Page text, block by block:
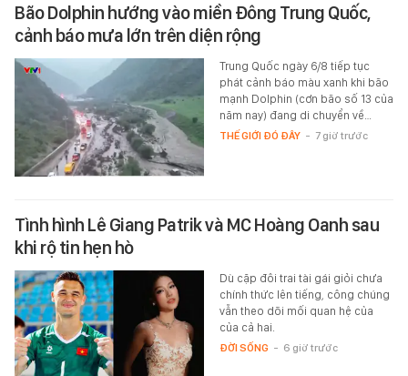
Bão Dolphin hướng vào miền Đông Trung Quốc,
cảnh báo mưa lớn trên diện rộng
Trung Quốc ngày 6/8 tiếp tục
phát cảnh báo màu xanh khi bão
mạnh Dolphin (cơn bão số 13 của
năm nay) đang di chuyển về…
THẾ GIỚI ĐÓ ĐÂY - 7 giờ trước
Tình hình Lê Giang Patrik và MC Hoàng Oanh sau
khi rộ tin hẹn hò
Dù cặp đôi trai tài gái giỏi chưa
chính thức lên tiếng, công chúng
vẫn theo dõi mối quan hệ của
của cả hai.
ĐỜI SỐNG - 6 giờ trước